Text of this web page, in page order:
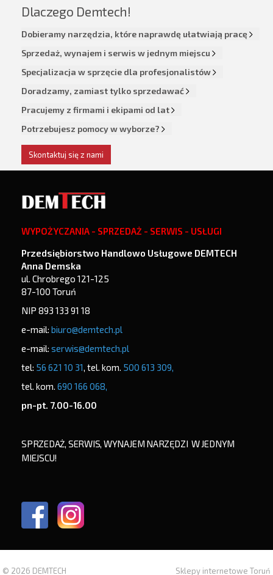
Dlaczego Demtech!
Dobieramy narzędzia, które naprawdę ułatwiają pracę
Sprzedaż, wynajem i serwis w jednym miejscu
Specjalizacja w sprzęcie dla profesjonalistów
Doradzamy, zamiast tylko sprzedawać
Pracujemy z firmami i ekipami od lat
Potrzebujesz pomocy w wyborze?
Skontaktuj się z nami
WYPOŻYCZANIA - SPRZEDAŻ - SERWIS - USŁUGI
Przedsiębiorstwo Handlowo Usługowe DEMTECH
Anna Demska
ul. Chrobrego 121-125
87-100 Toruń
NIP 893 133 91 18
e-mail: biuro@demtech.pl
e-mail: serwis@demtech.pl
tel: 56 621 10 31, tel. kom. 500 613 309,
tel. kom. 690 166 068,
pn-pt. 7.00-16.00
SPRZEDAŻ, SERWIS, WYNAJEM NARZĘDZI W JEDNYM
MIEJSCU!
© 2026 DEMTECH Sklepy internetowe Toruń